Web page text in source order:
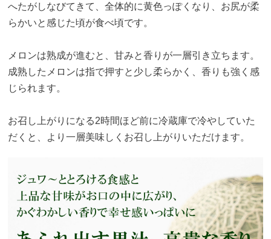
へたがしなびてきて、全体的に黄色っぽくなり、お尻が柔
らかいと感じた頃が食べ頃です。
メロンは熟成が進むと、甘みと香りが一層引き立ちます。
成熟したメロンは指で押すと少し柔らかく、香りも強く感
じられます。
お召し上がりになる2時間ほど前に冷蔵庫で冷やしていた
だくと、より一層美味しくお召し上がりいただけます。